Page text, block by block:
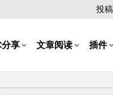
投稿
享 文章阅读 插件